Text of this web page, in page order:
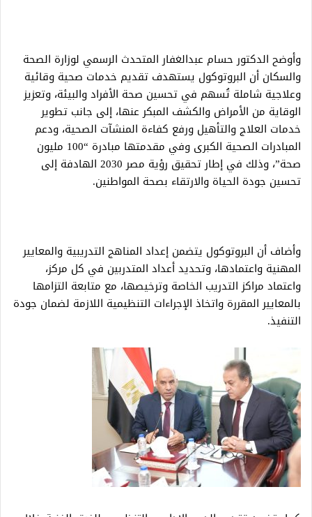
وأوضح الدكتور حسام عبدالغفار المتحدث الرسمي لوزارة الصحة
والسكان أن البروتوكول يستهدف تقديم خدمات صحية وقائية
وعلاجية شاملة تُسهم في تحسين صحة الأفراد والبيئة، وتعزيز
الوقاية من الأمراض والكشف المبكر عنها، إلى جانب تطوير
خدمات العلاج والتأهيل ورفع كفاءة المنشآت الصحية، ودعم
المبادرات الصحية الكبرى وفي مقدمتها مبادرة “100 مليون
صحة”، وذلك في إطار تحقيق رؤية مصر 2030 الهادفة إلى
تحسين جودة الحياة والارتقاء بصحة المواطنين.
وأضاف أن البروتوكول يتضمن إعداد المناهج التدريبية والمعايير
المهنية واعتمادها، وتحديد أعداد المتدربين في كل مركز،
واعتماد مراكز التدريب الخاصة وترخيصها، مع متابعة التزامها
بالمعايير المقررة واتخاذ الإجراءات التنظيمية اللازمة لضمان جودة
التنفيذ.